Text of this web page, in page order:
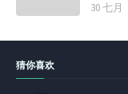
30 七月
猜你喜欢